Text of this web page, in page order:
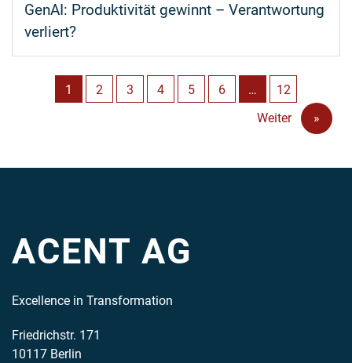
GenAI: Produktivität gewinnt – Verantwortung
verliert?
1 2 3 4 5 6 …
12
Weiter
»
ACENT AG
Excellence in Transformation
Friedrichstr. 171
10117 Berlin